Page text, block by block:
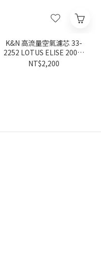
K&N 高流量空氣濾芯 33-
2252 LOTUS ELISE 2004-
2017
NT$2,200